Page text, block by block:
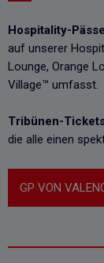
Hospitality-
auf unserer
Lounge, Orange
Village™ umfasst.
Tribünen-
die alle einen
GP VON